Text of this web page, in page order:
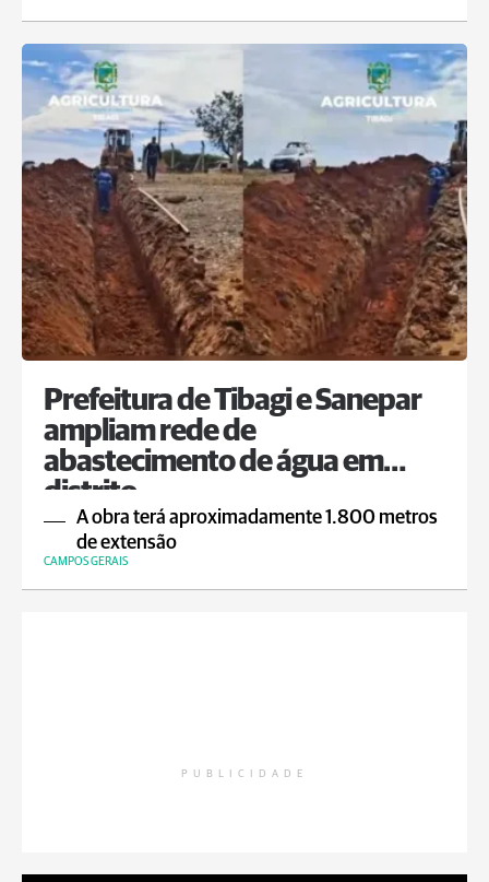
Prefeitura de Tibagi e Sanepar
ampliam rede de
abastecimento de água em
distrito
A obra terá aproximadamente 1.800 metros
de extensão
CAMPOS GERAIS
PUBLICIDADE